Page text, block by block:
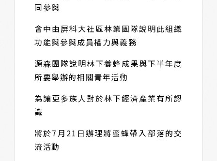
同參與
會中由屏科大社區林業團隊說明此組織
功能與參與成員權力與義務
源森團隊說明林下養蜂成果與下半年度
所要舉辦的相關青年活動
為讓更多族人對於林下經濟產業有所認
識
將於7月21日辦理將蜜蜂帶入部落的交
流活動